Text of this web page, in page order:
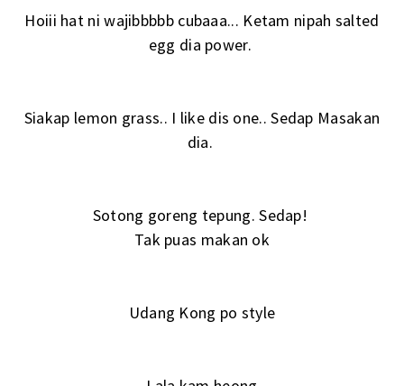
Hoiii hat ni wajibbbbb cubaaa... Ketam nipah salted
egg dia power.
Siakap lemon grass.. I like dis one.. Sedap Masakan
dia.
Sotong goreng tepung. Sedap!
Tak puas makan ok
Udang Kong po style